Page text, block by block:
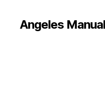
Angeles